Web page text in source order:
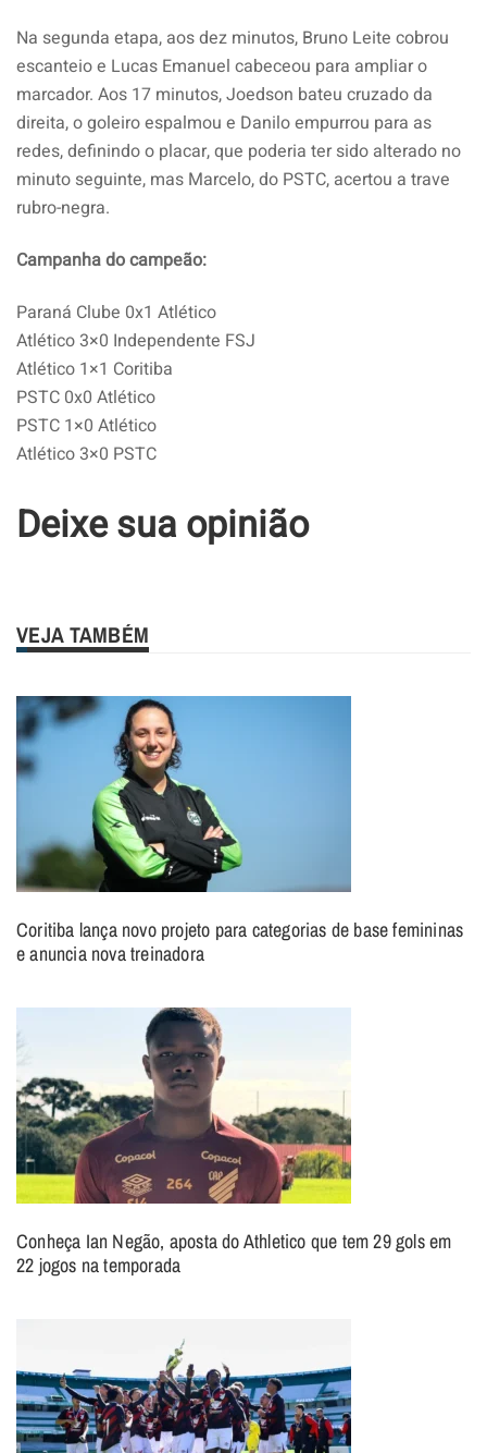
Na segunda etapa, aos dez minutos, Bruno Leite cobrou
escanteio e Lucas Emanuel cabeceou para ampliar o
marcador. Aos 17 minutos, Joedson bateu cruzado da
direita, o goleiro espalmou e Danilo empurrou para as
redes, definindo o placar, que poderia ter sido alterado no
minuto seguinte, mas Marcelo, do PSTC, acertou a trave
rubro-negra.
Campanha do campeão:
Paraná Clube 0x1 Atlético
Atlético 3×0 Independente FSJ
Atlético 1×1 Coritiba
PSTC 0x0 Atlético
PSTC 1×0 Atlético
Atlético 3×0 PSTC
Deixe sua opinião
VEJA TAMBÉM
Coritiba lança novo projeto para categorias de base femininas
e anuncia nova treinadora
Conheça Ian Negão, aposta do Athletico que tem 29 gols em
22 jogos na temporada